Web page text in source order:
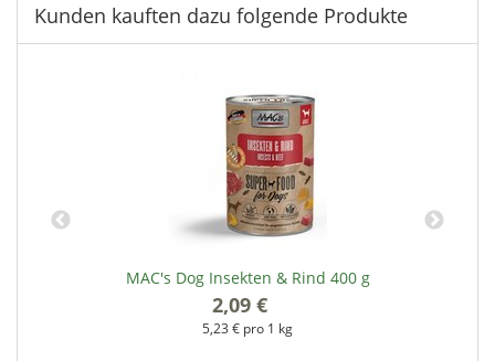
Kunden kauften dazu folgende Produkte
MAC's Dog Insekten & Rind 400 g
2,09 €
5,23 € pro 1 kg